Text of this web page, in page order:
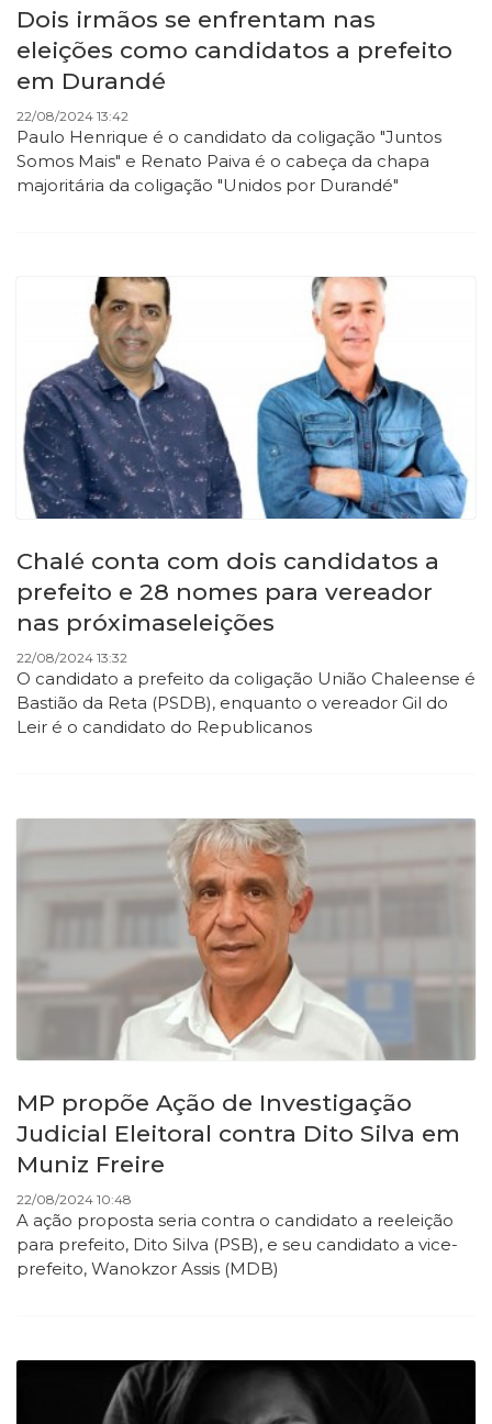
Dois irmãos se enfrentam nas
eleições como candidatos a prefeito
em Durandé
22/08/2024 13:42
Paulo Henrique é o candidato da coligação "Juntos
Somos Mais" e Renato Paiva é o cabeça da chapa
majoritária da coligação "Unidos por Durandé"
Chalé conta com dois candidatos a
prefeito e 28 nomes para vereador
nas próximaseleições
22/08/2024 13:32
O candidato a prefeito da coligação União Chaleense é
Bastião da Reta (PSDB), enquanto o vereador Gil do
Leir é o candidato do Republicanos
MP propõe Ação de Investigação
Judicial Eleitoral contra Dito Silva em
Muniz Freire
22/08/2024 10:48
A ação proposta seria contra o candidato a reeleição
para prefeito, Dito Silva (PSB), e seu candidato a vice-
prefeito, Wanokzor Assis (MDB)